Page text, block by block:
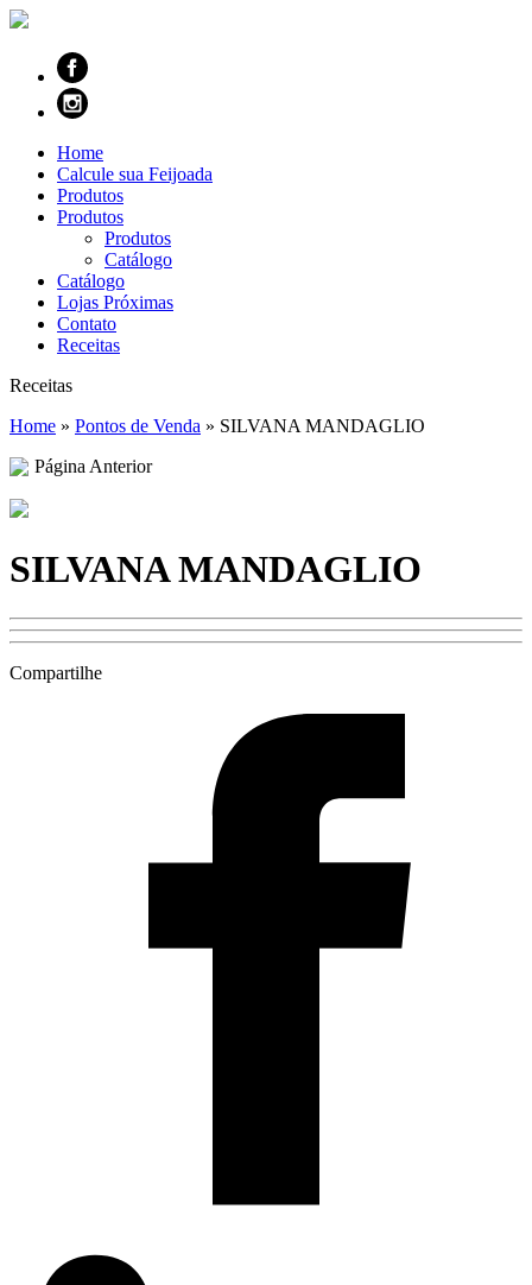
Home
Calcule sua Feijoada
Produtos
Produtos
Produtos
Catálogo
Catálogo
Lojas Próximas
Contato
Receitas
Receitas
Home » Pontos de Venda » SILVANA MANDAGLIO
Página Anterior
SILVANA MANDAGLIO
Compartilhe